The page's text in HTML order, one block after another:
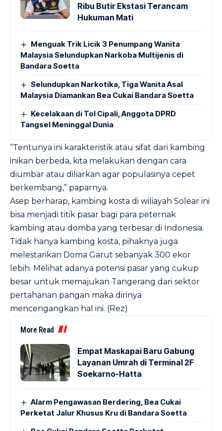
Ribu Butir Ekstasi Terancam
Hukuman Mati
Menguak Trik Licik 3 Penumpang Wanita
Malaysia Selundupkan Narkoba Multijenis di
Bandara Soetta
Selundupkan Narkotika, Tiga Wanita Asal
Malaysia Diamankan Bea Cukai Bandara Soetta
Kecelakaan di Tol Cipali, Anggota DPRD
Tangsel Meninggal Dunia
“Tentunya ini karakteristik atau sifat dari kambing
inikan berbeda, kita melakukan dengan cara
diumbar atau diliarkan agar populasinya cepet
berkembang,” paparnya.
Asep berharap, kambing kosta di wiliayah Solear ini
bisa menjadi titik pasar bagi para peternak
kambing atau domba yang terbesar di Indonesia.
Tidak hanya kambing kosta, pihaknya juga
melestarikan Doma Garut sebanyak 300 ekor
lebih. Melihat adanya potensi pasar yang cukup
besar untuk memajukan Tangerang dari sektor
pertahanan pangan maka dirinya
mencengangkan hal ini. (Rez)
More Read
Empat Maskapai Baru Gabung
Layanan Umrah di Terminal 2F
Soekarno-Hatta
Alarm Pengawasan Berdering, Bea Cukai
Perketat Jalur Khusus Kru di Bandara Soetta